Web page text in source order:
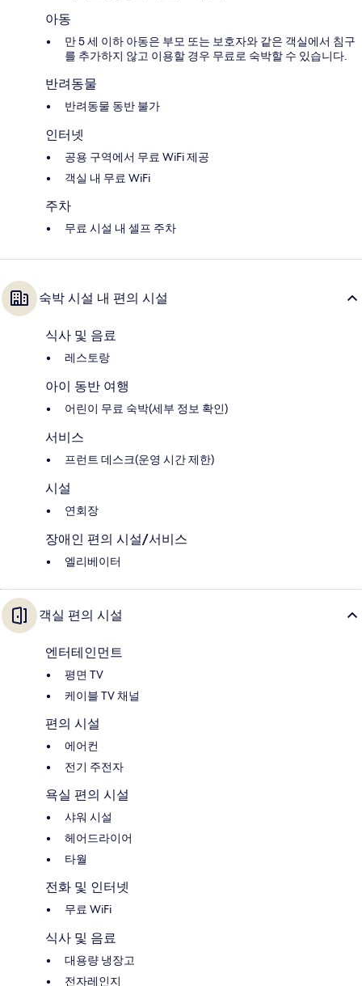
아동
만 5 세 이하 아동은 부모 또는 보호자와 같은 객실에서 침구
를 추가하지 않고 이용할 경우 무료로 숙박할 수 있습니다.
반려동물
반려동물 동반 불가
인터넷
공용 구역에서 무료 WiFi 제공
객실 내 무료 WiFi
주차
무료 시설 내 셀프 주차
숙박 시설 내 편의 시설
식사 및 음료
레스토랑
아이 동반 여행
어린이 무료 숙박(세부 정보 확인)
서비스
프런트 데스크(운영 시간 제한)
시설
연회장
장애인 편의 시설/서비스
엘리베이터
객실 편의 시설
엔터테인먼트
평면 TV
케이블 TV 채널
편의 시설
에어컨
전기 주전자
욕실 편의 시설
샤워 시설
헤어드라이어
타월
전화 및 인터넷
무료 WiFi
식사 및 음료
대용량 냉장고
전자레인지